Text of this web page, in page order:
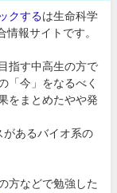
クするは生命科学
報サイトです。
指す中高生の方で
「今」をなるべく
をまとめたやや発
があるバイオ系の
方などで勉強した